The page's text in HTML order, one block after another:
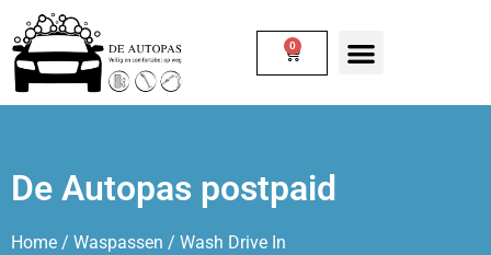
0
De Autopas postpaid
Home / Waspassen / Wash Drive In